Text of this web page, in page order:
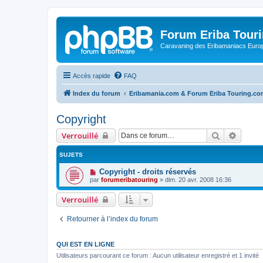
Forum Eriba
Caravaning des Eribamaniacs
Accès rapide FAQ
Index du forum Eribamania.com & Forum Eriba
Copyright
Verrouillé Rechercher
SUJETS
Copyright - droits réservés
par forumeribatouring » dim. 20 avr. 2008 16:36
Verrouillé
Retourner à l’index du forum
QUI EST EN LIGNE
Utilisateurs parcourant ce forum : Aucun utilisateur enregistré et 1 invité